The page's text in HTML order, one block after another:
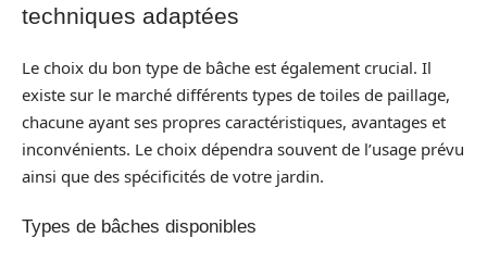
techniques adaptées
Le choix du bon type de bâche est également crucial. Il
existe sur le marché différents types de toiles de paillage,
chacune ayant ses propres caractéristiques, avantages et
inconvénients. Le choix dépendra souvent de l’usage prévu
ainsi que des spécificités de votre jardin.
Types de bâches disponibles